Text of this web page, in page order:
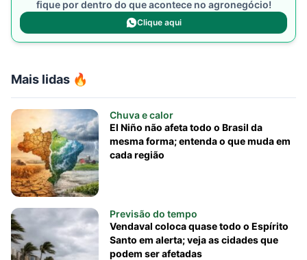
Mais lidas 🔥
Chuva e calor
El Niño não afeta todo o Brasil da
mesma forma; entenda o que muda em
cada região
Previsão do tempo
Vendaval coloca quase todo o Espírito
Santo em alerta; veja as cidades que
podem ser afetadas
fique por dentro do que acontece no agronegócio!
Clique aqui